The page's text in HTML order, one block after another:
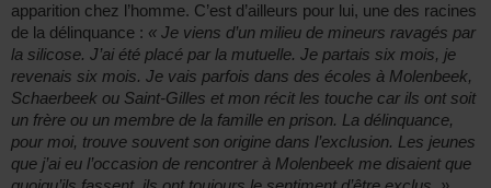
apparition chez l’homme. C’est d’ailleurs pour lui, une des racines
de la délinquance : « Je viens d’un milieu de mineurs ravagés par
la silicose. J’ai été placé par la mutuelle. Je partais six mois, je
revenais six mois. Je vais parfois dans des écoles à Molenbeek,
Schaerbeek ou Saint-Gilles et mon récit les touche car ils ont soit
un frère ou un membre de la famille en prison. La délinquance,
pour moi, trouve souvent son origine dans l’exclusion. Les jeunes
que j’ai eu l’occasion de rencontrer à Molenbeek me disaient que